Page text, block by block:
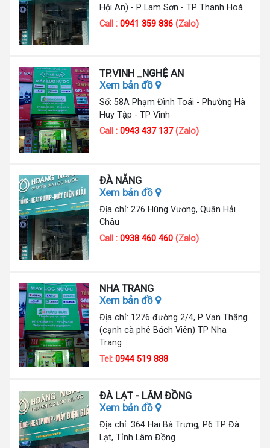
Hội An) - P Lam Sơn - TP Thanh Hoá
Call :0941 359 836 (Zalo)
TP.VINH _NGHỆ AN
Xem bản đồ
Số: 58A Phạm Đình Toái - Phường Hà
Huy Tập - TP Vinh
Call :0943 437 137(Zalo)
ĐÀ NẴNG
Xem bản đồ
Địa chỉ: 276 Hùng Vương, Quận Hải
Châu
Call :0938 460 460 (Zalo)
NHA TRANG
Xem bản đồ
Địa chỉ: 1276 đường 2/4, P Vạn Thắng
(cạnh cà phê Bách Viên) TP Nha
Trang
Tel:0944 519 888
ĐÀ LẠT - LÂM ĐỒNG
Xem bản đồ
Địa chỉ: 364 Hai Bà Trưng, P6 TP Đà
Lạt, Tỉnh Lâm Đồng